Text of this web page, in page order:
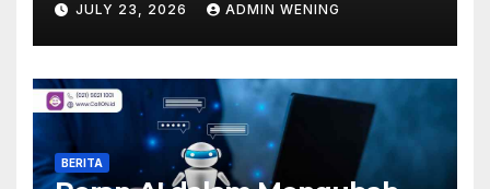
JULY 23, 2026 ADMIN WENING
BERITA